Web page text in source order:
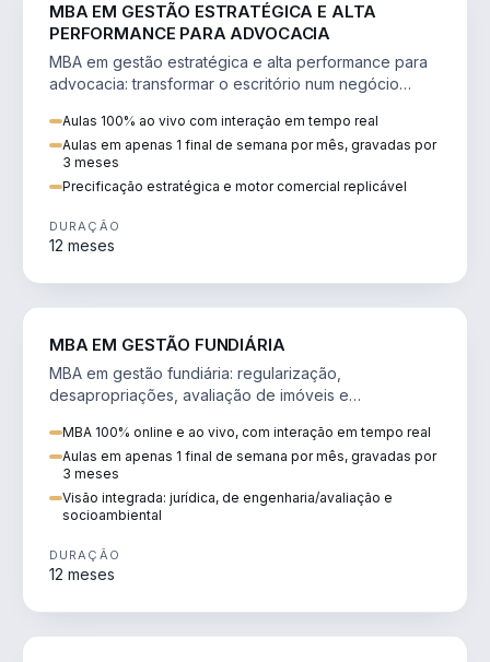
MBA EM GESTÃO ESTRATÉGICA E ALTA
PERFORMANCE PARA ADVOCACIA
MBA em gestão estratégica e alta performance para
advocacia: transformar o escritório num negócio
Aulas 100% ao vivo com interação em tempo real
Aulas em apenas 1 final de semana por mês, gravadas por
3 meses
Precificação estratégica e motor comercial replicável
DURAÇÃO
12 meses
MBA EM GESTÃO FUNDIÁRIA
MBA em gestão fundiária: regularização,
desapropriações, avaliação de imóveis e
MBA 100% online e ao vivo, com interação em tempo real
Aulas em apenas 1 final de semana por mês, gravadas por
3 meses
Visão integrada: jurídica, de engenharia/avaliação e
socioambiental
DURAÇÃO
12 meses